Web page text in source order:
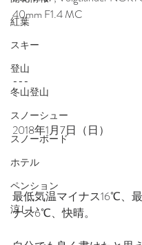
紅葉
スキー
登山
冬山登山
スノーシュー
スノーボード
ホテル
ペンション
涼しい
40mm F1.4 MC
---
2018年1月7日（日）
最低気温マイナス16℃、
ナス6℃、快晴。